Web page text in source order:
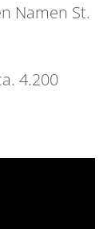
Namen St.
4.200